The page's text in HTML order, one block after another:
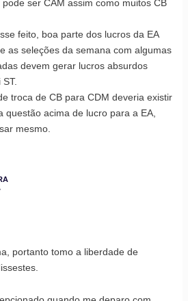
ser CAM assim como muitos CB
feito, boa parte dos lucros da EA
as seleções da semana com algumas
devem gerar lucros absurdos
troca de CB para CDM deveria existir
questão acima de lucro para a EA,
mesmo.
portanto tomo a liberdade de